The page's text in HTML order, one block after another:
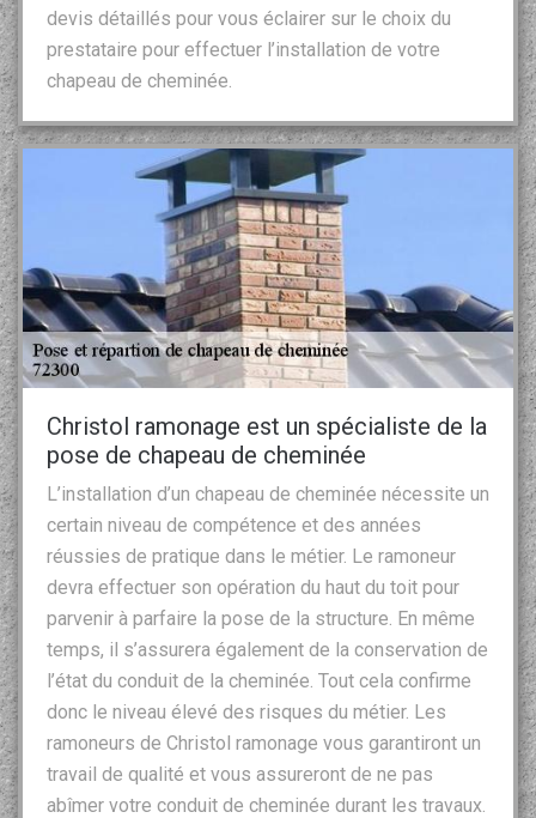
devis détaillés pour vous éclairer sur le choix du
prestataire pour effectuer l’installation de votre
chapeau de cheminée.
Christol ramonage est un spécialiste de la
pose de chapeau de cheminée
L’installation d’un chapeau de cheminée nécessite un
certain niveau de compétence et des années
réussies de pratique dans le métier. Le ramoneur
devra effectuer son opération du haut du toit pour
parvenir à parfaire la pose de la structure. En même
temps, il s’assurera également de la conservation de
l’état du conduit de la cheminée. Tout cela confirme
donc le niveau élevé des risques du métier. Les
ramoneurs de Christol ramonage vous garantiront un
travail de qualité et vous assureront de ne pas
abîmer votre conduit de cheminée durant les travaux.